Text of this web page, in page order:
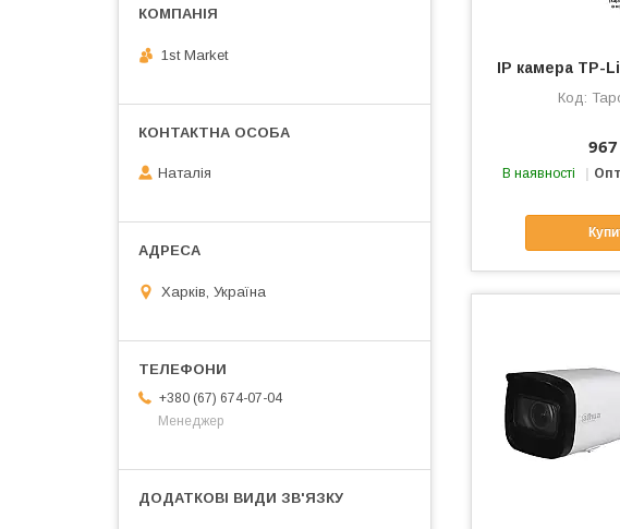
IP камера TP-
В наявності
1st Market
Наталія
Харків, Україна
+380 (67) 674-07-04
Менеджер